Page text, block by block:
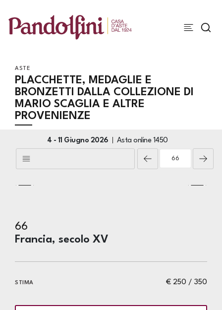
ASTE
PLACCHETTE, MEDAGLIE E
BRONZETTI DALLA COLLEZIONE DI
MARIO SCAGLIA E ALTRE
PROVENIENZE
4 - 11 Giugno 2026 Asta online 1450
66
Francia, secolo XV
€ 250 / 350
STIMA